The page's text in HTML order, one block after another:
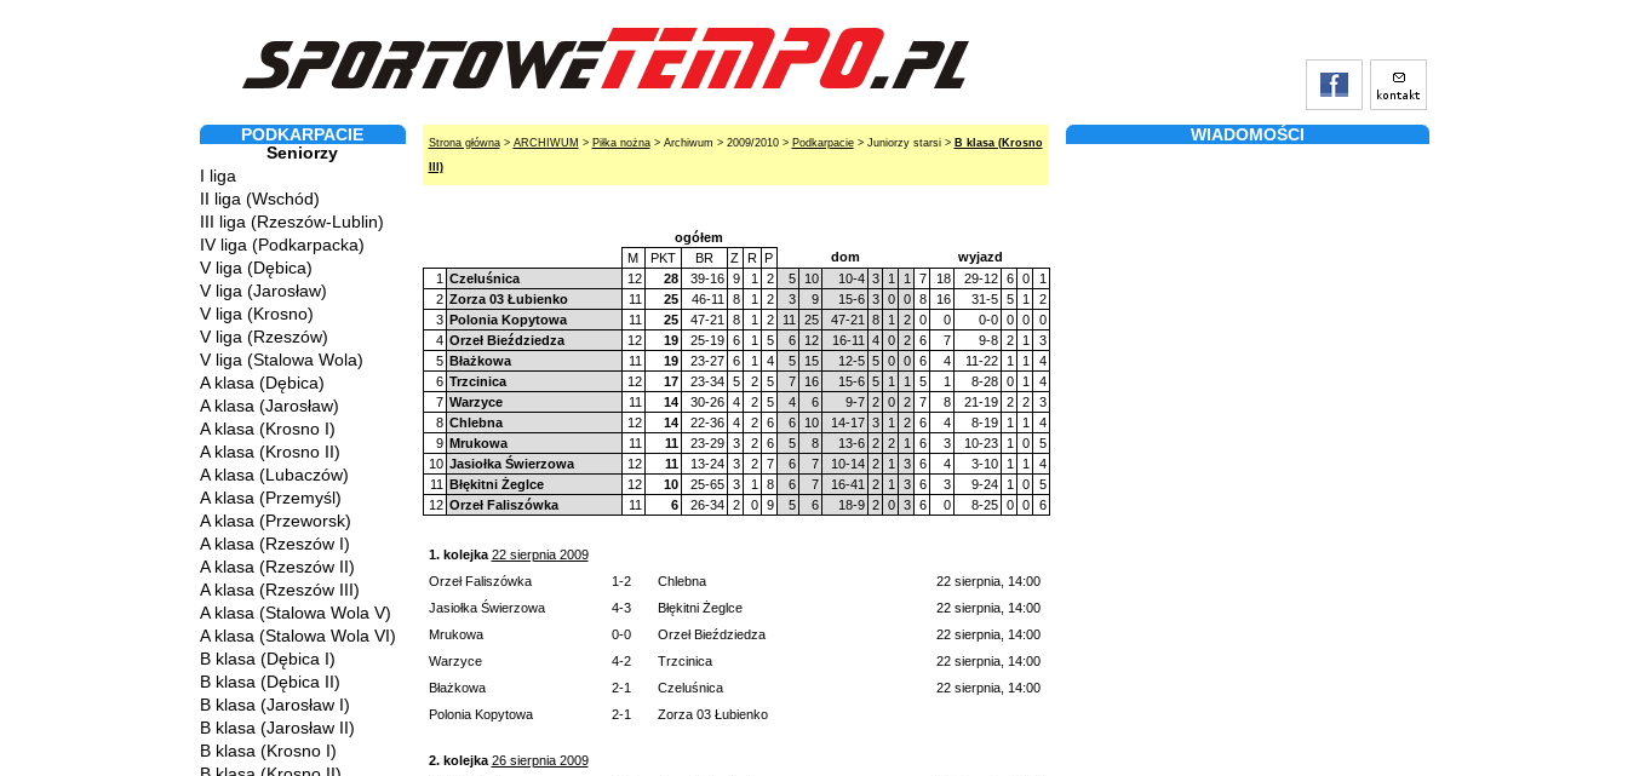
PODKARPACIE
Seniorzy
I liga
II liga (Wschód)
III liga (Rzeszów-Lublin)
IV liga (Podkarpacka)
V liga (Dębica)
V liga (Jarosław)
V liga (Krosno)
V liga (Rzeszów)
V liga (Stalowa Wola)
A klasa (Dębica)
A klasa (Jarosław)
A klasa (Krosno I)
A klasa (Krosno II)
A klasa (Lubaczów)
A klasa (Przemyśl)
A klasa (Przeworsk)
A klasa (Rzeszów I)
A klasa (Rzeszów II)
A klasa (Rzeszów III)
A klasa (Stalowa Wola V)
A klasa (Stalowa Wola VI)
B klasa (Dębica I)
B klasa (Dębica II)
B klasa (Jarosław I)
B klasa (Jarosław II)
B klasa (Krosno I)
Strona główna> ARCHIWUM > Piłka nożna> Archiwum > 2009/2010 > Podkarpacie> Juniorzy starsi > B klasa (Krosno
III)
ogółem
M
PKT BR Z R P dom
wyjazd
1 Czeluśnica 12 28 39-16 9 1 2 5 10 10-4 3 1 1 7 18 29-12 6 0
1
2 Zorza 03 Łubienko 11 25 46-11 8 1 2 3 9 15-6 3 0 0 8 16 31-5 5 1
2
3 Polonia Kopytowa 11 25 47-21 8 1 2 11 25 47-21 8 1 2 0 0 0-0 0 0
0
4 Orzeł Bieździedza 12 19 25-19 6 1 5 6 12 16-11 4 0 2 6 7 9-8 2 1
3
5 Błażkowa 11 19 23-27 6 1 4 5 15 12-5 5 0 0 6 4 11-22 1 1
4
6 Trzcinica 12 17 23-34 5 2 5 7 16 15-6 5 1 1 5 1 8-28 0 1
4
7 Warzyce 11 14 30-26 4 2 5 4 6 9-7 2 0 2 7 8 21-19 2 2
3
8 Chlebna 12 14 22-36 4 2 6 6 10 14-17 3 1 2 6 4 8-19 1 1
4
9 Mrukowa 11 11 23-29 3 2 6 5 8 13-6 2 2 1 6 3 10-23 1 0
5
10 Jasiołka Świerzowa 12 11 13-24 3 2 7 6 7 10-14 2 1 3 6 4 3-10 1 1
4
11 Błękitni Żeglce 12 10 25-65 3 1 8 6 7 16-41 2 1 3 6 3 9-24 1 0
5
12 Orzeł Faliszówka 11 6 26-34 2 0 9 5 6 18-9 2 0 3 6 0 8-25 0 0 6
1. kolejka 22 sierpnia 2009
Orzeł Faliszówka
1-2 Chlebna
22 sierpnia, 14:00
Jasiołka Świerzowa
4-3 Błękitni Żeglce
22 sierpnia, 14:00
Mrukowa
0-0 Orzeł Bieździedza
22 sierpnia, 14:00
Warzyce
4-2 Trzcinica
22 sierpnia, 14:00
Błażkowa
2-1 Czeluśnica
22 sierpnia, 14:00
Polonia Kopytowa
2-1 Zorza 03 Łubienko
2. kolejka 26 sierpnia 2009
WIADOMOŚCI